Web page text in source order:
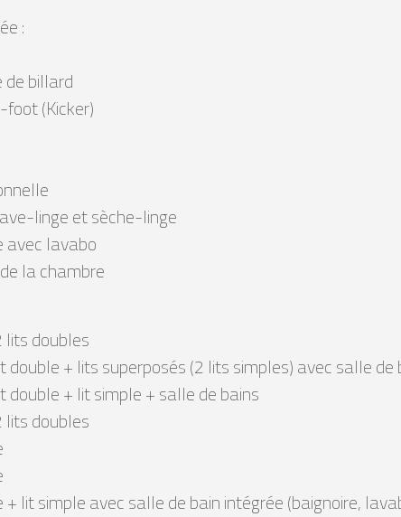
:
billard
(Kicker)
linge et sèche-linge
avec lavabo
la chambre
lits doubles
double + lits superposés (2 lits simples) avec salle
double + lit simple + salle de bains
lits doubles
lit simple avec salle de bain intégrée (baignoire,